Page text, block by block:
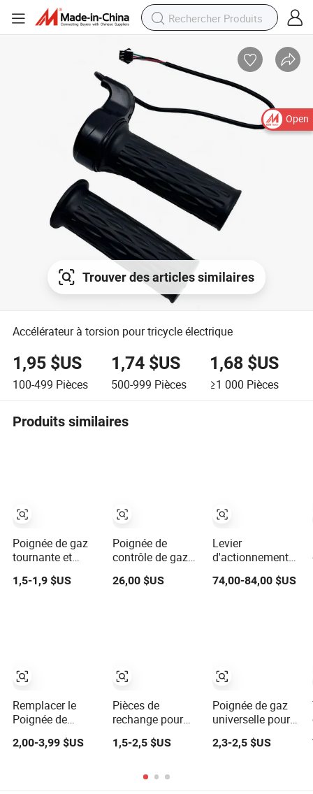
Open
Trouver des articles similaires
Accélérateur à torsion pour tricycle électrique
1,95 $US
100-499 Pièces
1,74 $US
500-999 Pièces
1,68 $US
≥1 000 Pièces
Produits similaires
Poignée de gaz
tournante et
câble de poignée
pour moto
250cc pièce de
moto Bajaj
1,5-1,9 $US
Remplacer le
Poignée de
4140 790 1302
2,00-3,99 $US
Poignée de
contrôle de gaz
universelle en
aluminium CNC
26,00 $US
Pièces de
rechange pour
Yamamoto,
commande de
gaz pour coupe-
1,5-2,5 $US
Levier
d'actionnement
Contrôleur de gaz
contrôle de timon
74,00-84,00 $US
Poignée de gaz
universelle pour
terrain, VTT et
2,3-2,5 $US